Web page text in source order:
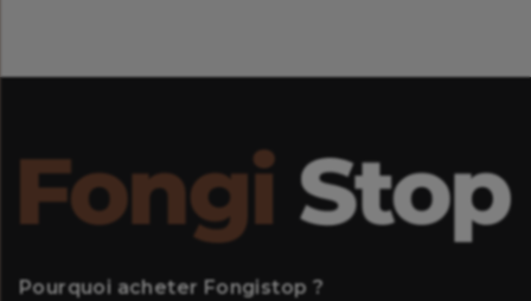
Pourquoi acheter Fongistop ?